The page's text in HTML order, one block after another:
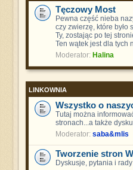
Tęczowy Most
Pewna część nieba
czy zwierzę, które
Ty, zostając po tej
Ten wątek jest dla tych
Moderator: Halina
LINKOWNIA
Wszystko o
Tutaj można
stronach...a także
Moderator: saba&mlis
Tworzenie stron
Dyskusje, pytania i